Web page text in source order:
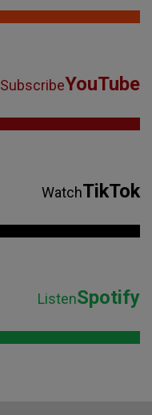
SubscribeYouTube
WatchTikTok
ListenSpotify